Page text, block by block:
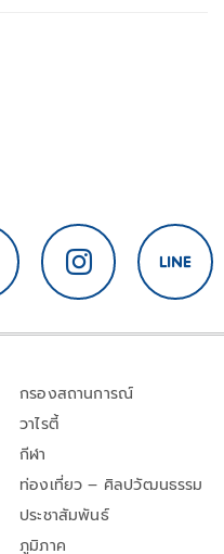
กรองสถานการณ์
วาไรตี้
กีฬา
ท่องเที่ยว – ศิลปวัฒนธรรม
ประชาสัมพันธ์
ภูมิภาค